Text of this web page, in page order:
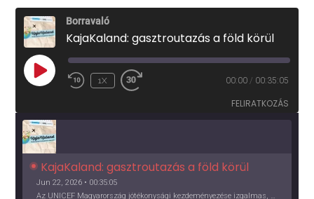
Borravaló
KajaKaland: gasztroutazás a föld körül
PLAY
EPISODE
1X 00:00 / 00:35:05
FELIRATKOZÁS
KajaKaland: gasztroutazás a föld körül
Jun 22, 2026 • 00:35:05
Az UNICEF Magyarország jótékonysági kezdeményezése izgalmas, egész éves világkörüli ízutazásra hív, igazi családi program és gasztroedukáció, illetve segítség a rászorulóknak is egyben.